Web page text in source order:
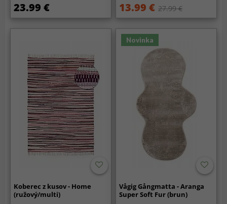
23.99 € 13.99 € 27.99 €
Koberec z kusov - Home
(ružový/multi)
Novinka
Vågig Gångmatta - Aranga
Super Soft Fur (brun)